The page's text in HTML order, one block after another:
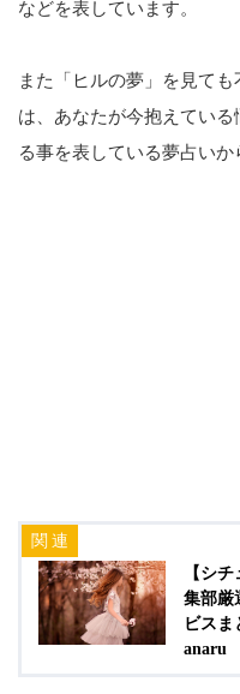
などを表しています。
また「ヒルの夢」を見て
は、あなたが今抱えてい
る事を表している夢占いか
【シ
集部厳
ビスま
anaru